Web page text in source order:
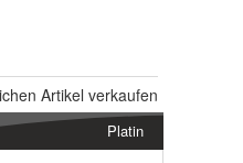
Artikel verkaufen
Platin